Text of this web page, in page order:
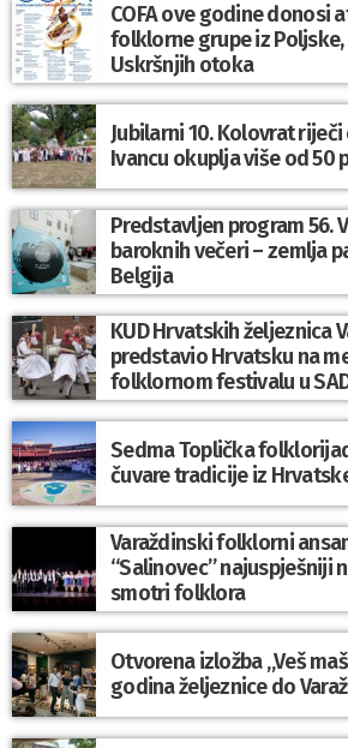
COFA ove godine donosi
folklorne grupe iz
Uskršnjih otoka
Jubilarni 10. Kolovrat
Ivancu okuplja više od 50
Predstavljen program 56.
baroknih večeri – zemlja
Belgija
KUD Hrvatskih željeznica
predstavio Hrvatsku na
folklornom festivalu u
Sedma Toplička
čuvare tradicije iz
Varaždinski folklorni
“Salinovec” najuspješniji
smotri folklora
Otvorena izložba „Veš
godina željeznice do